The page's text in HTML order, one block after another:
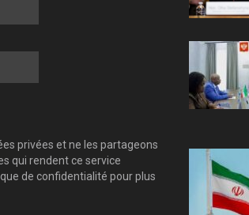
privées et ne les partageons
qui rendent ce service
de confidentialité pour plus